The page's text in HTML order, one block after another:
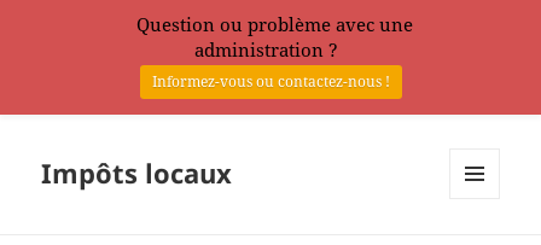
Impôts locaux
Question ou problème avec une
administration ?
Informez-vous ou contactez-nous !